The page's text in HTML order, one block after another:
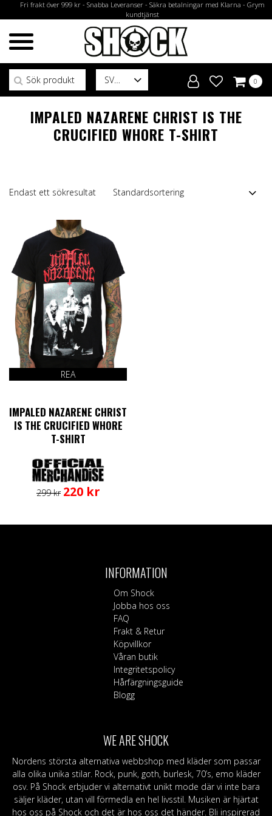
Fri frakt över 999 kr - Snabba Leveranser - Säkra betalningar med Klarna - Grym
kundtjänst
SV
Sök efter:
0
IMPALED NAZARENE CHRIST IS THE
CRUCIFIED WHORE T-SHIRT
Endast ett sökresultat
REA
IMPALED NAZARENE CHRIST
IS THE CRUCIFIED WHORE
T-SHIRT
299kr Det
var:
220 krDet
är:
Den
har
De
olika
alternativen
väljas
produktsidan
INFORMATION
Om Shock
Jobba hos oss
FAQ
Frakt & Retur
Köpvillkor
Våran butik
Integritetspolicy
Hårfärgningsguide
Blogg
WE ARE SHOCK
Nordens största alternativa webbshop med kläder som passar
alla olika unika stilar. Rock, punk, goth, burlesk, 70’s, emo kläder
osv. På Shock erbjuder vi alternativt unikt mode där vi inte bara
säljer kläder, utan vill förmedla en hel livsstil. Musiken är hjärtat
hos oss på Shock och det är hos oss det händer. Bli inspirerad